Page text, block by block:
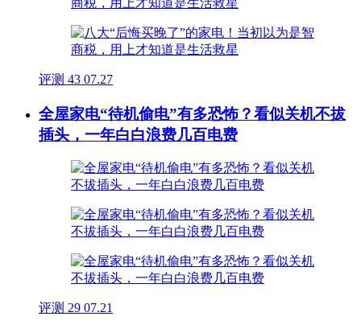
评测 43 07.27
全屋家电“待机偷电”有多恐怖？看似关机不拔
插头，一年白白浪费几百电费
评测 29 07.21